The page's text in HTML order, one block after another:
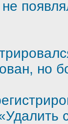
но